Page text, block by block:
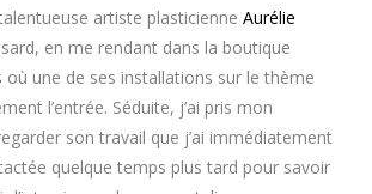
artiste plasticienne Aurélie
en me rendant dans la boutique
où une de ses installations sur le thème
l’entrée. Séduite, j’ai pris mon
son travail que j’ai immédiatement
quelque temps plus tard pour savoir